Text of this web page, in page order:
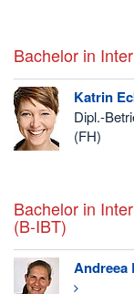
Bachelor in
Katrin
Dipl.-
(FH)
Bachelor in
(B-IBT)
Andreea